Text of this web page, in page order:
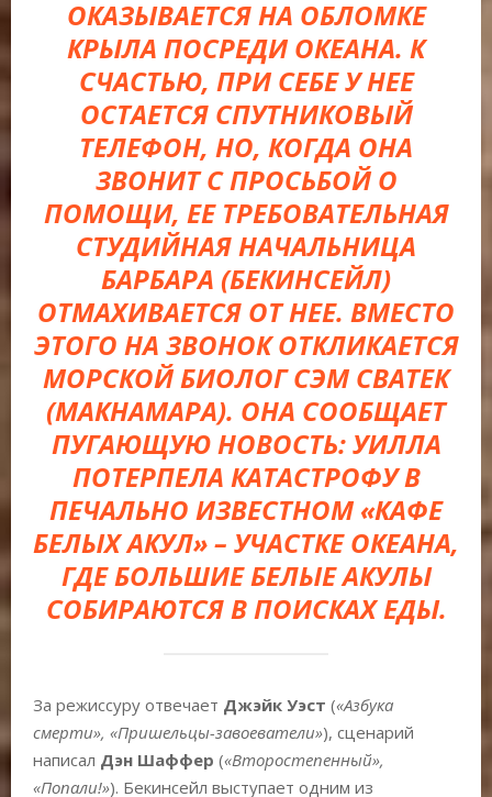
ОКАЗЫВАЕТСЯ НА ОБЛОМКЕ
КРЫЛА ПОСРЕДИ ОКЕАНА. К
СЧАСТЬЮ, ПРИ СЕБЕ У НЕЕ
ОСТАЕТСЯ СПУТНИКОВЫЙ
ТЕЛЕФОН, НО, КОГДА ОНА
ЗВОНИТ С ПРОСЬБОЙ О
ПОМОЩИ, ЕЕ ТРЕБОВАТЕЛЬНАЯ
СТУДИЙНАЯ НАЧАЛЬНИЦА
БАРБАРА (БЕКИНСЕЙЛ)
ОТМАХИВАЕТСЯ ОТ НЕЕ. ВМЕСТО
ЭТОГО НА ЗВОНОК ОТКЛИКАЕТСЯ
МОРСКОЙ БИОЛОГ СЭМ СВАТЕК
(МАКНАМАРА). ОНА СООБЩАЕТ
ПУГАЮЩУЮ НОВОСТЬ: УИЛЛА
ПОТЕРПЕЛА КАТАСТРОФУ В
ПЕЧАЛЬНО ИЗВЕСТНОМ «КАФЕ
БЕЛЫХ АКУЛ» – УЧАСТКЕ ОКЕАНА,
ГДЕ БОЛЬШИЕ БЕЛЫЕ АКУЛЫ
СОБИРАЮТСЯ В ПОИСКАХ ЕДЫ.
За режиссуру отвечает Джэйк Уэст («Азбука
смерти», «Пришельцы-завоеватели»), сценарий
написал Дэн Шаффер («Второстепенный»,
«Попали!»). Бекинсейл выступает одним из